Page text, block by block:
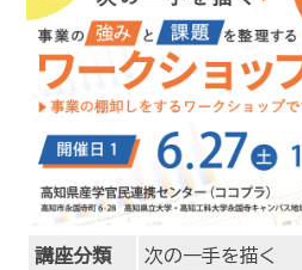
講座分類 次の一手を描く